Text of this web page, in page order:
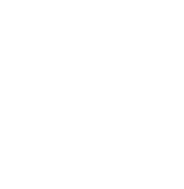
événements